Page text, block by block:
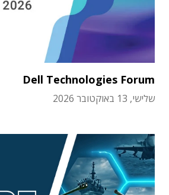
Dell Technologies Forum
שלישי, 13 באוקטובר 2026